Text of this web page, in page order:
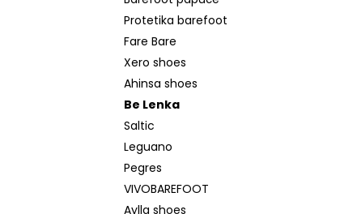
Protetika barefoot
Fare Bare
Xero shoes
Ahinsa shoes
Be Lenka
Saltic
Leguano
Pegres
VIVOBAREFOOT
Aylla shoes
BEDA SANDÁLY BFN 170010/SD/W/NL
1 290 Kč
1 590 Kč